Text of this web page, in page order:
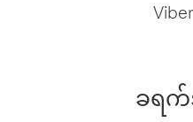
ခရက်